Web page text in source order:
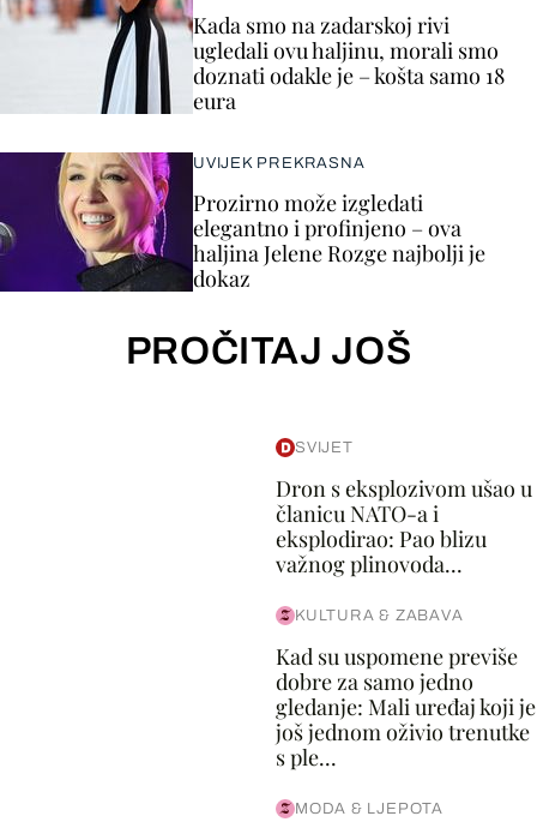
Kada smo na zadarskoj rivi
ugledali ovu haljinu, morali smo
doznati odakle je – košta samo 18
eura
UVIJEK PREKRASNA
Prozirno može izgledati
elegantno i profinjeno – ova
haljina Jelene Rozge najbolji je
dokaz
PROČITAJ JOŠ
SVIJET
Dron s eksplozivom ušao u
članicu NATO-a i
eksplodirao: Pao blizu
važnog plinovoda...
KULTURA & ZABAVA
Kad su uspomene previše
dobre za samo jedno
gledanje: Mali uređaj koji je
još jednom oživio trenutke
s ple...
MODA & LJEPOTA